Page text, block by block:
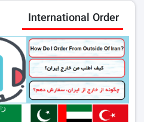
International Order